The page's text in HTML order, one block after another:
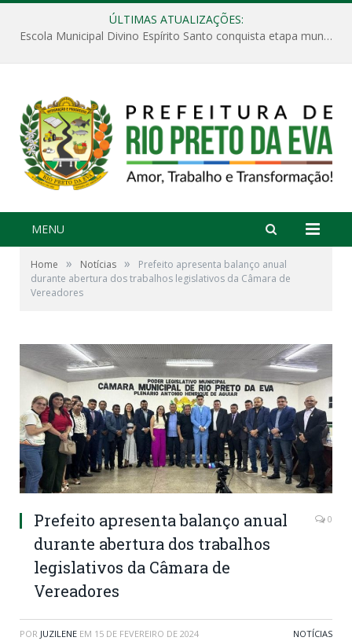
ÚLTIMAS ATUALIZAÇÕES:
Escola Municipal Divino Espírito Santo conquista etapa municipal da V Feira Amazonense de Matemática
MENU
Home » Notícias »
Prefeito apresenta balanço anual
durante abertura dos trabalhos legislativos da Câmara de
Vereadores
Prefeito apresenta balanço anual
durante abertura dos trabalhos
legislativos da Câmara de
Vereadores
0
POR JUZILENE EM 15 DE FEVEREIRO DE 2024 NOTÍCIAS